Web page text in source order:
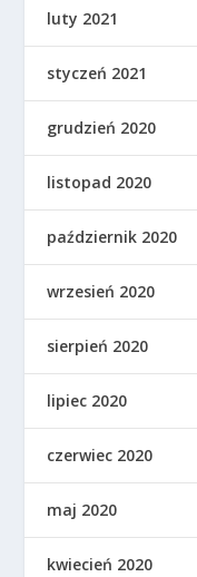
luty 2021
styczeń 2021
grudzień 2020
listopad 2020
październik 2020
wrzesień 2020
sierpień 2020
lipiec 2020
czerwiec 2020
maj 2020
kwiecień 2020